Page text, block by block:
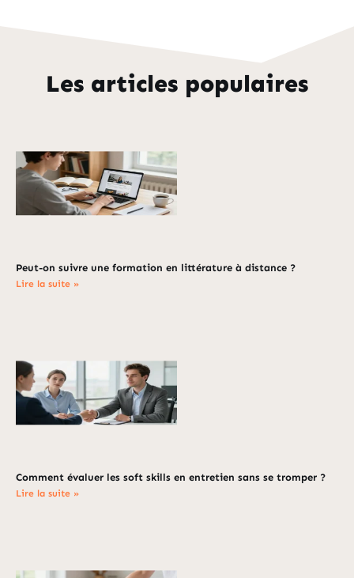
Les articles populaires
Peut-on suivre une formation en littérature à distance ?
Lire la suite »
Comment évaluer les soft skills en entretien sans se tromper ?
Lire la suite »